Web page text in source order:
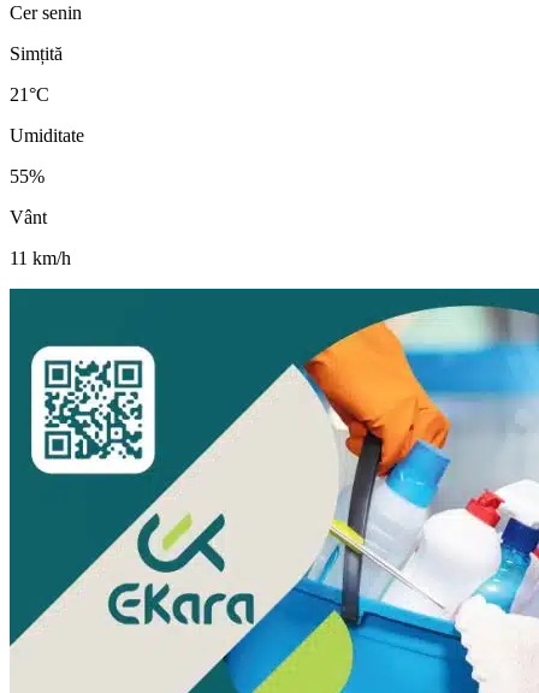
Cer senin
Simțită
21°C
Umiditate
55%
Vânt
11 km/h